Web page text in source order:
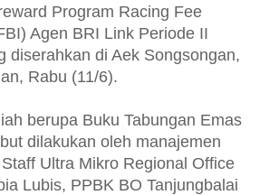
Program Racing Fee
Agen BRI Link Periode II
diserahkan di Aek Songsongan,
Rabu (11/6).
berupa Buku Tabungan Emas
dilakukan oleh manajemen
Ultra Mikro Regional Office
Lubis, PPBK BO Tanjungbalai